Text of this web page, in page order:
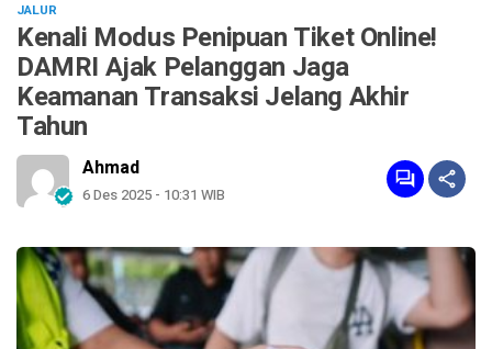
JALUR
Kenali Modus Penipuan Tiket Online!
DAMRI Ajak Pelanggan Jaga
Keamanan Transaksi Jelang Akhir
Tahun
Ahmad
6 Des 2025 - 10:31 WIB